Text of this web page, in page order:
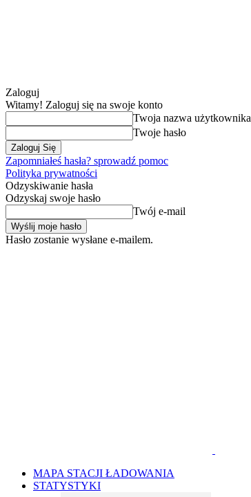
Zaloguj
Witamy! Zaloguj się na swoje konto
Twoja nazwa użytkownika
Twoje hasło
Zapomniałeś hasła? sprowadź pomoc
Polityka prywatności
Odzyskiwanie hasła
Odzyskaj swoje hasło
Twój e-mail
Hasło zostanie wysłane e-mailem.
MAPA STACJI ŁADOWANIA
STATYSTYKI